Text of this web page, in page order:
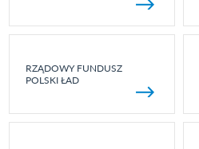
RZĄDOWY FUNDUSZ
POLSKI ŁAD